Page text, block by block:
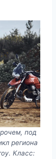
под
региона
Класс: